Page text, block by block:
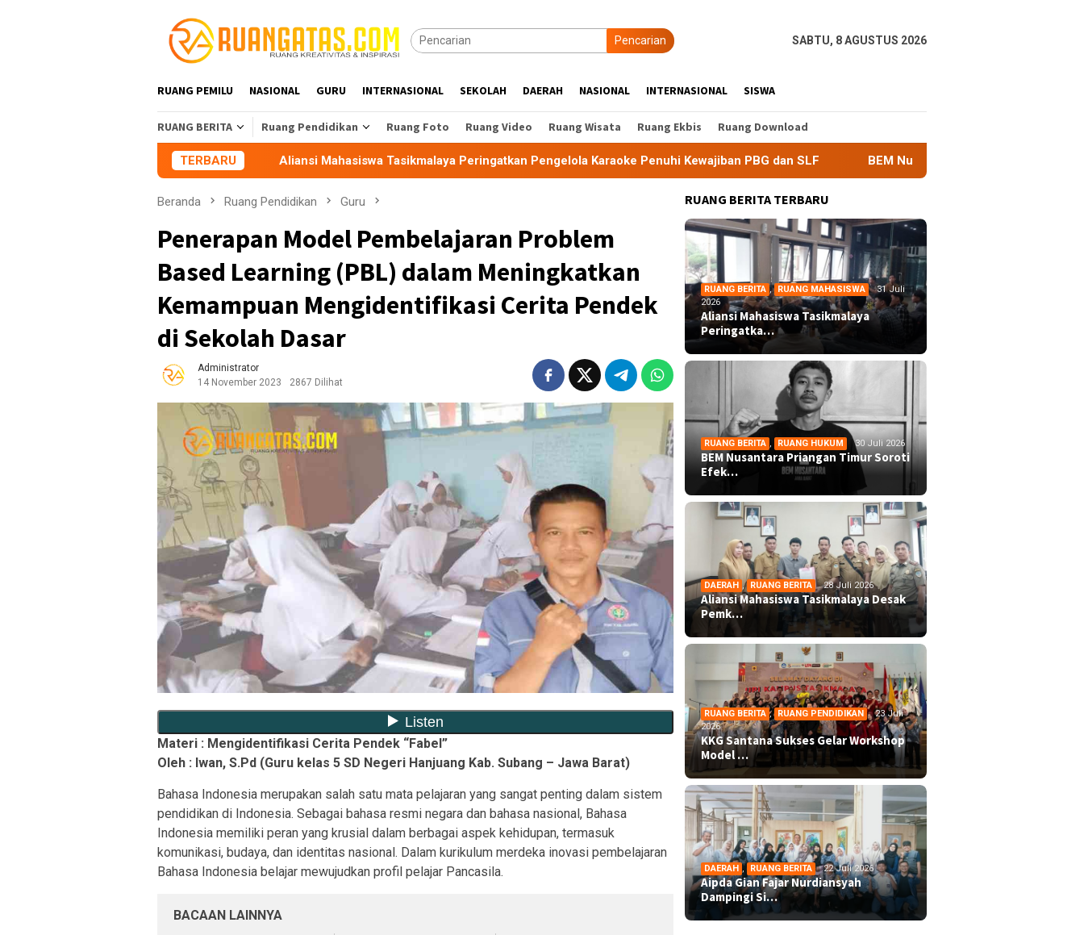
Pencarian SABTU, 8 AGUSTUS 2026
RUANG PEMILU NASIONAL GURU INTERNASIONAL SEKOLAH DAERAH NASIONAL INTERNASIONAL SISWA
RUANG BERITA Ruang Pendidikan Ruang Foto Ruang Video Ruang Wisata Ruang Ekbis Ruang Download
TERBARU
Aliansi Mahasiswa Tasikmalaya Peringatkan Pengelola Karaoke Penuhi Kewajiban PBG dan SLF BEM Nusantara Priangan Timur Soroti Efektivitas Kinerja
Beranda Ruang Pendidikan Guru
Penerapan Model Pembelajaran Problem
Based Learning (PBL) dalam Meningkatkan
Kemampuan Mengidentifikasi Cerita Pendek
di Sekolah Dasar
Administrator
14 November 2023
2867 Dilihat
Materi : Mengidentifikasi Cerita Pendek “Fabel”
Oleh : Iwan, S.Pd (Guru kelas 5 SD Negeri Hanjuang Kab. Subang – Jawa Barat)
Bahasa Indonesia merupakan salah satu mata pelajaran yang sangat penting dalam sistem
pendidikan di Indonesia. Sebagai bahasa resmi negara dan bahasa nasional, Bahasa
Indonesia memiliki peran yang krusial dalam berbagai aspek kehidupan, termasuk
komunikasi, budaya, dan identitas nasional. Dalam kurikulum merdeka inovasi pembelajaran
Bahasa Indonesia belajar mewujudkan profil pelajar Pancasila.
BACAAN LAINNYA
RUANG BERITA TERBARU
RUANG BERITA , RUANG MAHASISWA
31 Juli
2026
Aliansi Mahasiswa Tasikmalaya
Peringatka…
RUANG BERITA , RUANG HUKUM 30 Juli 2026
BEM Nusantara Priangan Timur Soroti
Efek…
DAERAH , RUANG BERITA 28 Juli 2026
Aliansi Mahasiswa Tasikmalaya Desak
Pemk…
RUANG BERITA , RUANG PENDIDIKAN
23 Juli
2026
KKG Santana Sukses Gelar Workshop
Model …
DAERAH , RUANG BERITA 22 Juli 2026
Aipda Gian Fajar Nurdiansyah
Dampingi Si…